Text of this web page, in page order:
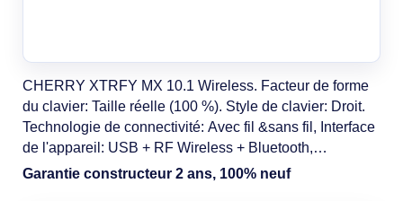
CHERRY XTRFY MX 10.1 Wireless. Facteur de forme
du clavier: Taille réelle (100 %). Style de clavier: Droit.
Technologie de connectivité: Avec fil &sans fil, Interface
de l'appareil: USB + RF Wireless + Bluetooth,
Interrupteur à clé de clavier: Clavier mécanique,
Garantie constructeur 2 ans, 100% neuf